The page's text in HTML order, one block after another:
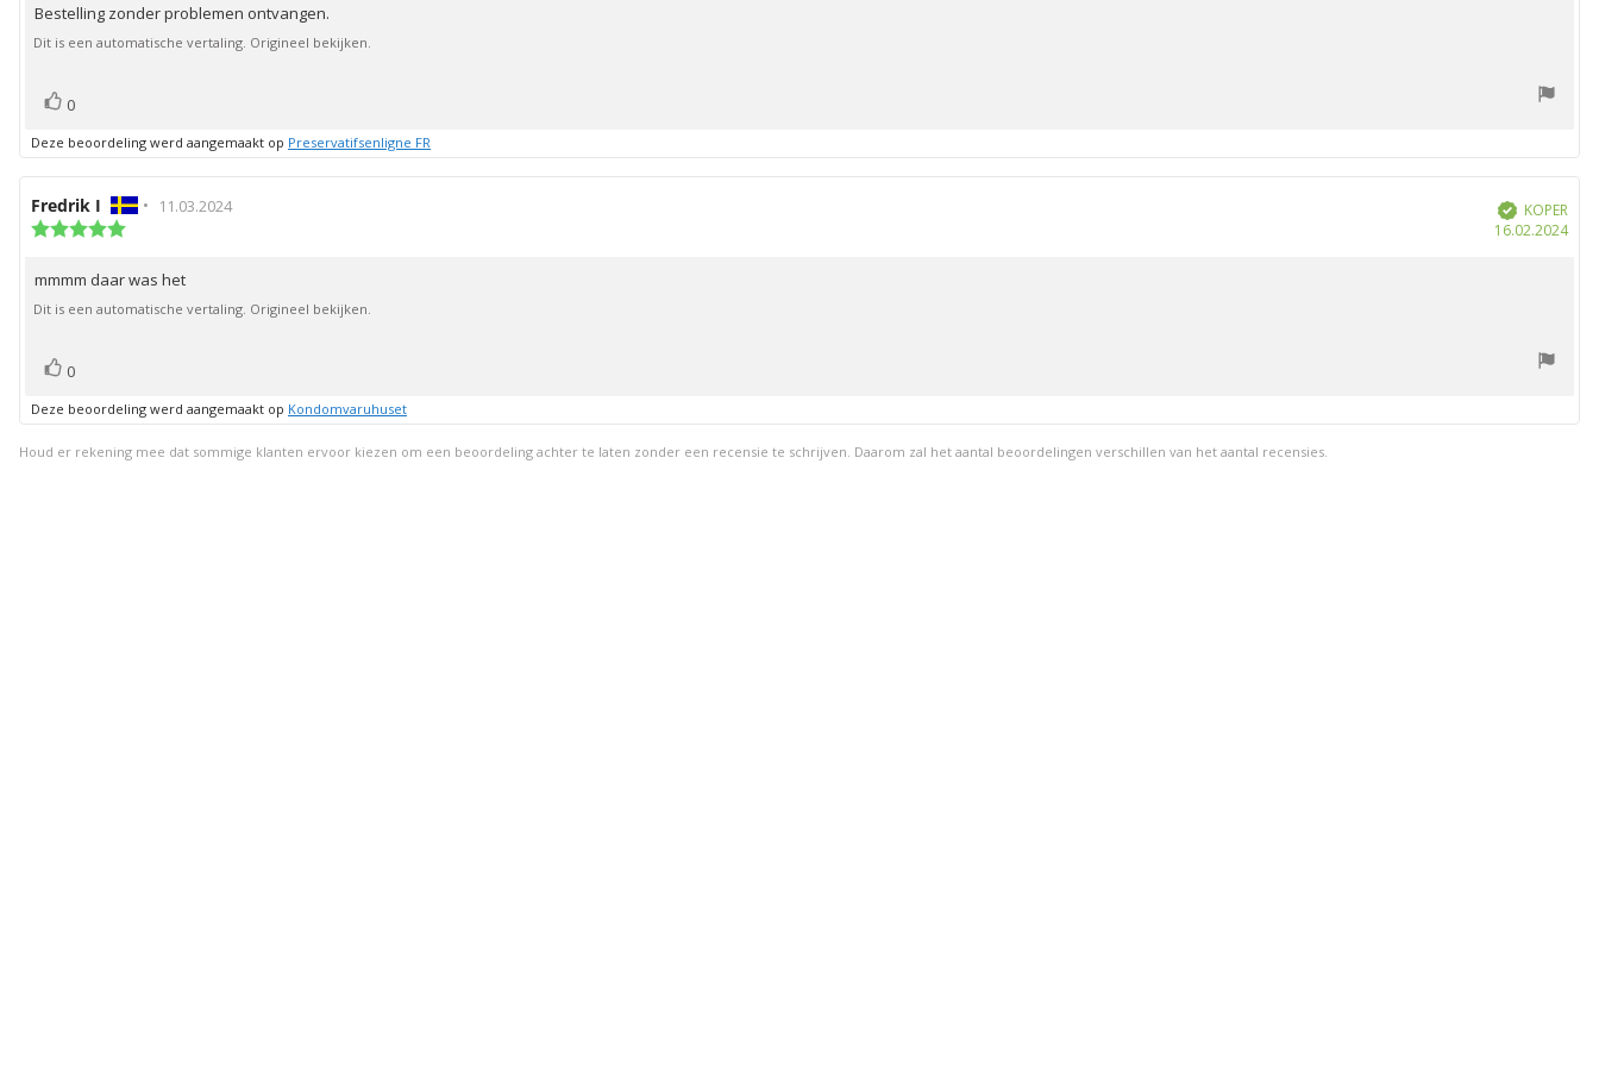
5
sterren
Beoordelingstekst:
Bestelling zonder problemen ontvangen.
Dit is een automatische vertaling. Origineel bekijken.
Stem
omhoog
0
Deze beoordeling werd aangemaakt op Preservatifsenligne FR
Auteur
van
beoordeling:
Fredrik I • Beoordelingsdatum:
11.03.2024
5
sterren
Geverifieerd
KOPER
16.02.2024
Beoordelingstekst:
mmmm daar was het
Dit is een automatische vertaling. Origineel bekijken.
Stem
omhoog
0
Deze beoordeling werd aangemaakt op Kondomvaruhuset
Houd er rekening mee dat sommige klanten ervoor kiezen om een beoordeling achter te laten zonder een recensie te schrijven. Daarom zal het aantal beoordelingen verschillen van het aantal recensies.